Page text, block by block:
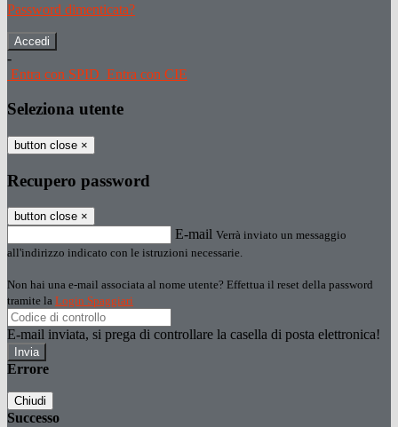
Password dimenticata?
-
Entra con SPID Entra con CIE
Seleziona utente
button close ×
Recupero password
button close ×
E-mail Verrà inviato un messaggio
all'indirizzo indicato con le istruzioni necessarie.
Non hai una e-mail associata al nome utente? Effettua il reset della password
tramite la Login Spaggiari
E-mail inviata, si prega di controllare la casella di posta elettronica!
Errore
Chiudi
Successo